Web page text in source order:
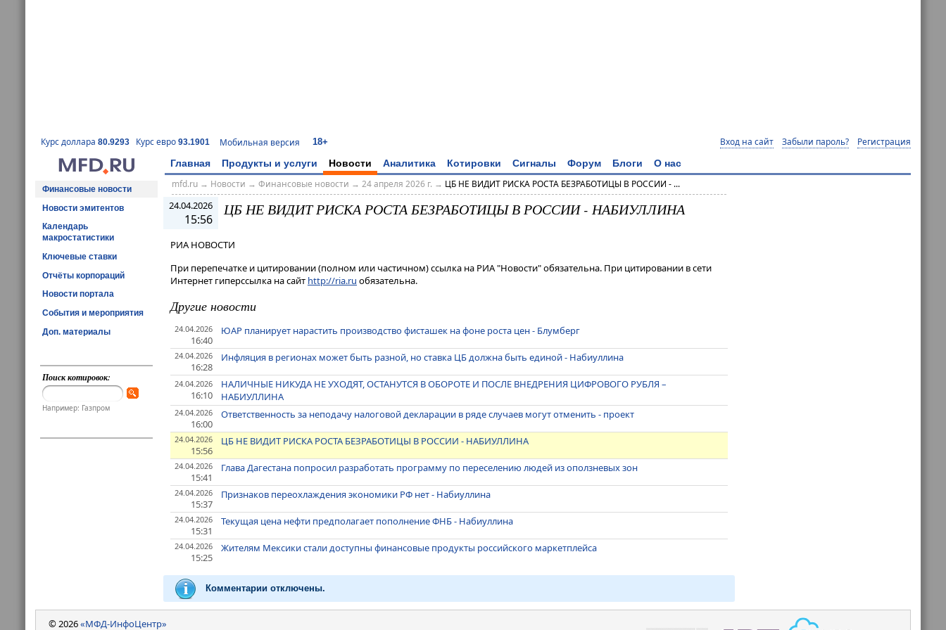
Курс доллара 80.9293 Курс евро 93.1901 Мобильная версия 18+ Вход на сайт Забыли пароль? Регистрация
Главная Продукты и услуги Новости Аналитика Котировки Сигналы Форум Блоги О нас
Финансовые новости
Новости эмитентов
Календарь
макростатистики
Ключевые ставки
Отчёты корпораций
Новости портала
События и мероприятия
Доп. материалы
Поиск котировок:
Например: Газпром
mfd.ru→ Новости → Финансовые новости → 24 апреля 2026 г. → ЦБ НЕ ВИДИТ РИСКА РОСТА БЕЗРАБОТИЦЫ В РОССИИ - ...
24.04.2026
15:56
ЦБ НЕ ВИДИТ РИСКА РОСТА БЕЗРАБОТИЦЫ В РОССИИ - НАБИУЛЛИНА
РИА НОВОСТИ
При перепечатке и цитировании (полном или частичном) ссылка на РИА "Новости" обязательна. При цитировании в сети
Интернет гиперссылка на сайт http://ria.ru обязательна.
Другие новости
24.04.2026
16:40
ЮАР планирует нарастить производство фисташек на фоне роста цен - Блумберг
24.04.2026
16:28
Инфляция в регионах может быть разной, но ставка ЦБ должна быть единой - Набиуллина
24.04.2026
16:10
НАЛИЧНЫЕ НИКУДА НЕ УХОДЯТ, ОСТАНУТСЯ В ОБОРОТЕ И ПОСЛЕ ВНЕДРЕНИЯ ЦИФРОВОГО РУБЛЯ –
НАБИУЛЛИНА
24.04.2026
16:00
Ответственность за неподачу налоговой декларации в ряде случаев могут отменить - проект
24.04.2026
15:56
ЦБ НЕ ВИДИТ РИСКА РОСТА БЕЗРАБОТИЦЫ В РОССИИ - НАБИУЛЛИНА
24.04.2026
15:41
Глава Дагестана попросил разработать программу по переселению людей из оползневых зон
24.04.2026
15:37
Признаков переохлаждения экономики РФ нет - Набиуллина
24.04.2026
15:31
Текущая цена нефти предполагает пополнение ФНБ - Набиуллина
24.04.2026
15:25
Жителям Мексики стали доступны финансовые продукты российского маркетплейса
Комментарии отключены.
© 2026«МФД-ИнфоЦентр»